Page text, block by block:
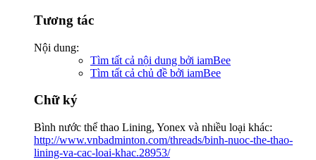
Tương tác
Nội dung:
Tìm tất cả nội dung bởi iamBee
Tìm tất cả chủ đề bởi iamBee
Chữ ký
Bình nước thể thao Lining, Yonex và nhiều loại khác:
http://www.vnbadminton.com/threads/binh-nuoc-the-thao-
lining-va-cac-loai-khac.28953/